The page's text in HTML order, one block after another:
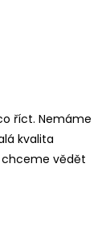
říct. Nemáme
kvalita
chceme vědět